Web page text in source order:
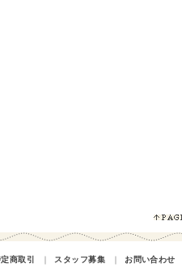
商取引 ｜ スタッフ募集 ｜ お問い合わせ